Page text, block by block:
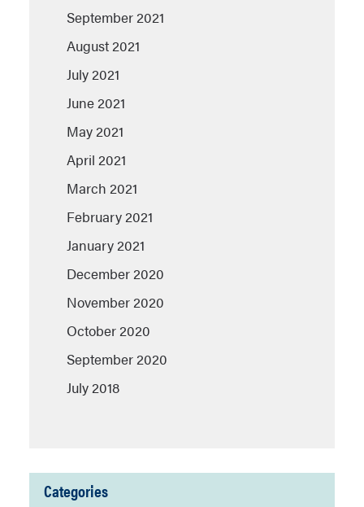
September 2021
August 2021
July 2021
June 2021
May 2021
April 2021
March 2021
February 2021
January 2021
December 2020
November 2020
October 2020
September 2020
July 2018
Categories